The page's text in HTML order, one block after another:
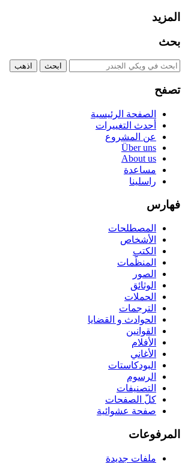
المزيد
بحث
تصفح
الصفحة الرئيسية
أحدث التغييرات
عن المشروع
Über uns
About us
مساعدة
راسلينا
فهارس
المصطلحات
الأشخاص
الكتب
المنظّمات
الصور
الوثائق
الحملات
الترجمات
الحوادث و القضايا
القوانين
الأفلام
الأغاني
البودكاستات
الرسوم
التصنيفات
كلّ الصفحات
صفحة عشوائية
المرفوعات
ملفات جديدة